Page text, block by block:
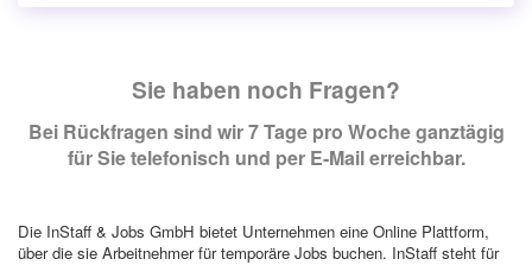
Sie haben noch Fragen?
Bei Rückfragen sind wir 7 Tage pro Woche ganztägig
für Sie telefonisch und per E-Mail erreichbar.
Die InStaff & Jobs GmbH bietet Unternehmen eine Online Plattform,
über die sie Arbeitnehmer für temporäre Jobs buchen. InStaff steht für